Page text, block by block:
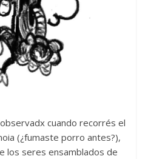
cuando recorrés el
(¿fumaste porro antes?),
los seres ensamblados de